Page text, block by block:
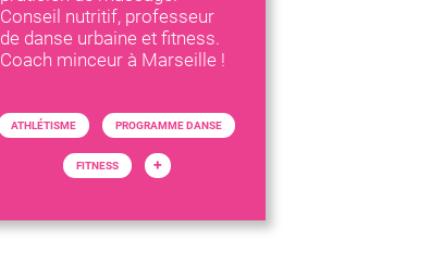
Conseil nutritif, professeur
de danse urbaine et fitness.
Coach minceur à Marseille !
ATHLÉTISME PROGRAMME DANSE
FITNESS +